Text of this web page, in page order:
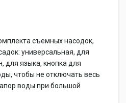
съемных насодок,
универсальная, для
для языка, кнопка для
чтобы не отключать весь
воды при большой